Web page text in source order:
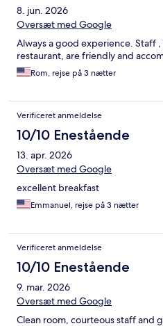
8. jun. 2026
Oversæt med Google
Always a good experience. Staff
restaurant, are friendly and
Rom, rejse på 3 nætter
Verificeret anmeldelse
10/10 Enestående
13. apr. 2026
Oversæt med Google
excellent breakfast
Emmanuel, rejse på 3 nætter
Verificeret anmeldelse
10/10 Enestående
9. mar. 2026
Oversæt med Google
Clean room, courteous staff and